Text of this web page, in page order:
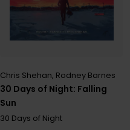
30 Days of Night: Falling
Sun
Chris Shehan, Rodney Barnes
30 Days of Night